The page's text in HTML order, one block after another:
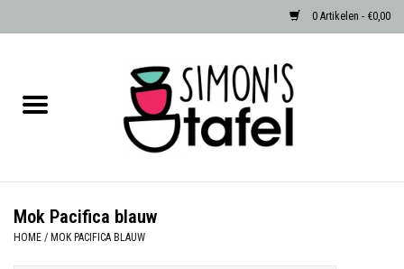
0 Artikelen - €0,00
Albast waxinehouders van Zenza
Mok Pacifica blauw
HOME / MOK PACIFICA BLAUW